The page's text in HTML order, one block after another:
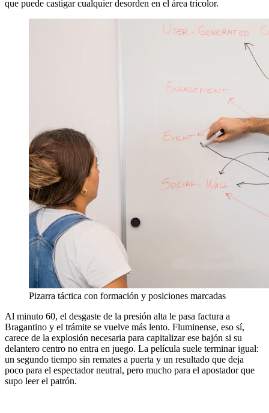
que puede castigar cualquier desorden en el área tricolor.
Pizarra táctica con formación y posiciones marcadas
Al minuto 60, el desgaste de la presión alta le pasa factura a
Bragantino y el trámite se vuelve más lento. Fluminense, eso sí,
carece de la explosión necesaria para capitalizar ese bajón si su
delantero centro no entra en juego. La película suele terminar igual:
un segundo tiempo sin remates a puerta y un resultado que deja
poco para el espectador neutral, pero mucho para el apostador que
supo leer el patrón.